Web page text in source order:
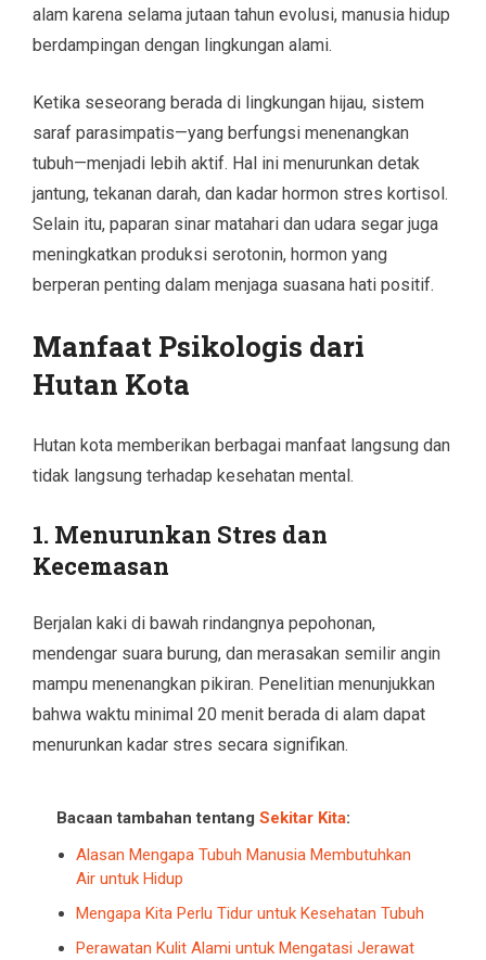
alam karena selama jutaan tahun evolusi, manusia hidup
berdampingan dengan lingkungan alami.
Ketika seseorang berada di lingkungan hijau, sistem
saraf parasimpatis—yang berfungsi menenangkan
tubuh—menjadi lebih aktif. Hal ini menurunkan detak
jantung, tekanan darah, dan kadar hormon stres kortisol.
Selain itu, paparan sinar matahari dan udara segar juga
meningkatkan produksi serotonin, hormon yang
berperan penting dalam menjaga suasana hati positif.
Manfaat Psikologis dari
Hutan Kota
Hutan kota memberikan berbagai manfaat langsung dan
tidak langsung terhadap kesehatan mental.
1. Menurunkan Stres dan
Kecemasan
Berjalan kaki di bawah rindangnya pepohonan,
mendengar suara burung, dan merasakan semilir angin
mampu menenangkan pikiran. Penelitian menunjukkan
bahwa waktu minimal 20 menit berada di alam dapat
menurunkan kadar stres secara signifikan.
Bacaan tambahan tentang Sekitar Kita:
Alasan Mengapa Tubuh Manusia Membutuhkan
Air untuk Hidup
Mengapa Kita Perlu Tidur untuk Kesehatan Tubuh
Perawatan Kulit Alami untuk Mengatasi Jerawat